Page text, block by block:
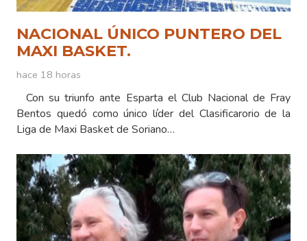
NACIONAL ÚNICO PUNTERO DEL
MAXI BASKET.
hace 18 horas
Con su triunfo ante Esparta el Club Nacional de Fray
Bentos quedó como único líder del Clasificarorio de la
Liga de Maxi Basket de Soriano…